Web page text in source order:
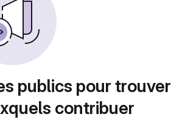
publics pour trouver
contribuer